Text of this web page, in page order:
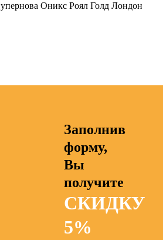
Оникс Роял Голд Лондон
Заполнив
форму,
Вы
получите
СКИДКУ
5%